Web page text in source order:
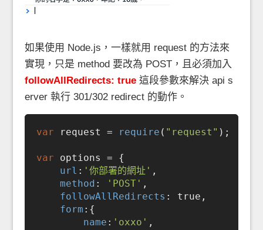
如果使用 Node.js，一樣就用 request 的方法來
實現，只是 method 要改為 POST，且必須加入
followAllRedirects: true 這段參數來解決 api s
erver 執行 301/302 redirect 的動作。
var request = require ( "request" );
var options = {
url : '你部署的網址' ,
method : 'POST' ,
followAllRedirects : true ,
form :{
name : 'oxxo' ,